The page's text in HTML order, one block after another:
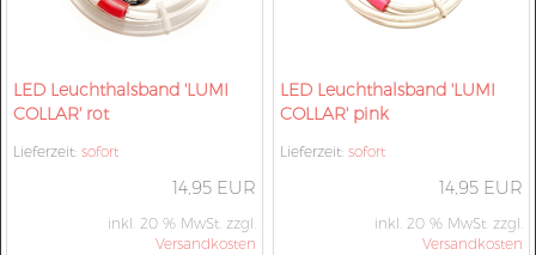
LED Leuchthalsband 'LUMI
COLLAR' rot
Lieferzeit: sofort
14,95 EUR
inkl. 20 % MwSt. zzgl.
Versandkosten
LED Leuchthalsband 'LUMI
COLLAR' pink
Lieferzeit: sofort
14,95 EUR
inkl. 20 % MwSt. zzgl.
Versandkosten